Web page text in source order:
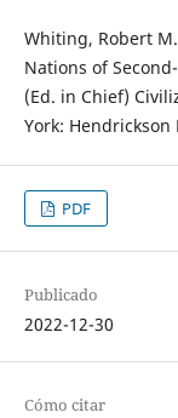
Whiting, Robert
Nations of
(Ed. in Chief)
York: Hendrickson
PDF
Publicado
2022-12-30
Cómo citar